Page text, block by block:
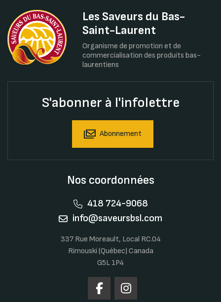
Les Saveurs du Bas-
Saint-Laurent
Organisme de promotion et de
commercialisation des produits bas-
laurentiens
S'abonner à l'infolettre
Abonnement
Nos coordonnées
418 724-9068
info@saveursbsl.com
337 Rue Moreault, Local RC.04
Rimouski (Québec) Canada
G5L 1P4